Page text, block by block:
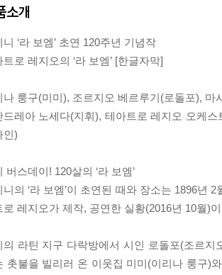
소개
니 ‘라 보엠’ 초연 120주년 기념작
트로 레지오의 ‘라 보엠’ [한글자막]
나 룽구(미미), 조르지오 베르루기(로돌포),
드레아 노세다(지휘), 테아트로 레지오 오케
인)
버스데이! 120살의 ‘라 보엠’
니의 ‘라 보엠’이 초연된 때와 장소는 1896년
로 레지오가 제작, 공연한 실황(2016년 10월)
의 라틴 지구 다락방에서 시인 로돌포(조르
촛불을 빌리러 온 이웃집 미미(이리나 룽구)